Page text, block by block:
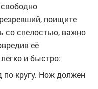
поищите
со спелостью, важно
её
и быстро:
по кругу. Нож должен